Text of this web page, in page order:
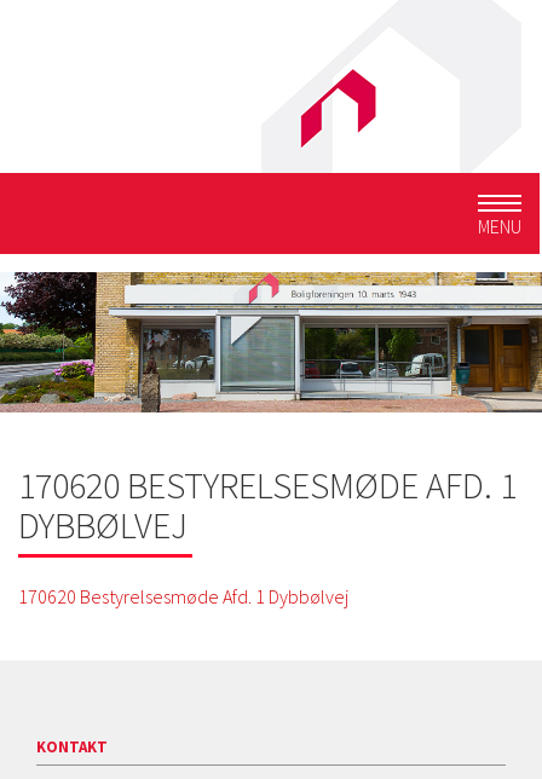
MENU
170620 BESTYRELSESMØDE AFD. 1
DYBBØLVEJ
170620 Bestyrelsesmøde Afd. 1 Dybbølvej
KONTAKT